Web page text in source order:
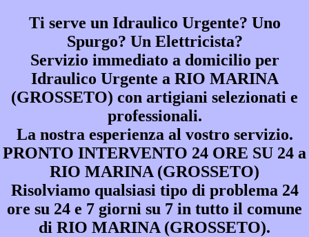
Ti serve un Idraulico Urgente? Uno
Spurgo? Un Elettricista?
Servizio immediato a domicilio per
Idraulico Urgente a RIO MARINA
(GROSSETO) con artigiani selezionati e
professionali.
La nostra esperienza al vostro servizio.
PRONTO INTERVENTO 24 ORE SU 24 a
RIO MARINA (GROSSETO)
Risolviamo qualsiasi tipo di problema 24
ore su 24 e 7 giorni su 7 in tutto il comune
di RIO MARINA (GROSSETO).